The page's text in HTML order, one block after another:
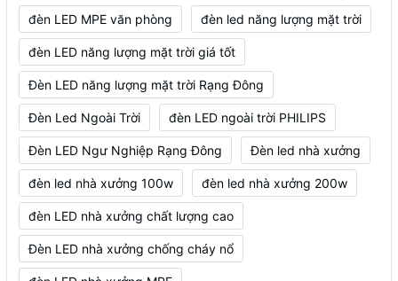
đèn LED MPE văn phòng đèn led năng lượng mặt trời
đèn LED năng lượng mặt trời giá tốt
Đèn LED năng lượng mặt trời Rạng Đông
Đèn Led Ngoài Trời đèn LED ngoài trời PHILIPS
Đèn LED Ngư Nghiệp Rạng Đông Đèn led nhà xưởng
đèn led nhà xưởng 100w đèn led nhà xưởng 200w
đèn LED nhà xưởng chất lượng cao
Đèn LED nhà xưởng chống cháy nổ